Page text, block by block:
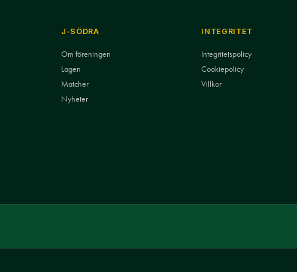
J-SÖDRA
Om föreningen
Lagen
Matcher
Nyheter
INTEGRITET
Integritetspolicy
Cookiepolicy
Villkor